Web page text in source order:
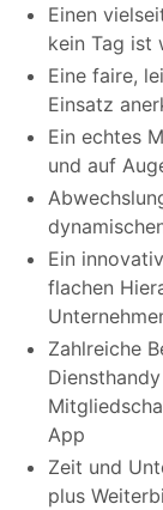
Einen
kein Tag ist
Eine faire,
Einsatz
Ein echtes
und auf
Ein
flachen
Zahlreiche
App
Zeit und
plus